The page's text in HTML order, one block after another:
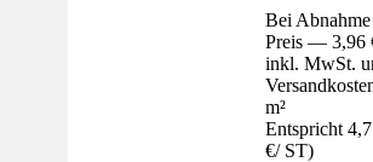
Bei
Preis — 3,96
inkl. MwSt.
m²
Entspricht
€/ ST)